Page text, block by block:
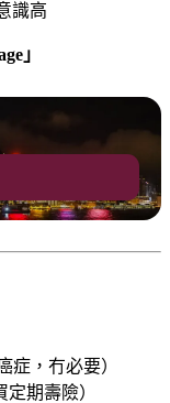
識高
」
症，冇必要）
期壽險）